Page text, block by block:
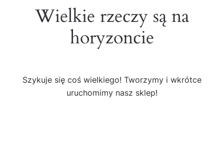
Wielkie rzeczy są na
horyzoncie
Szykuje się coś wielkiego! Tworzymy i wkrótce
uruchomimy nasz sklep!